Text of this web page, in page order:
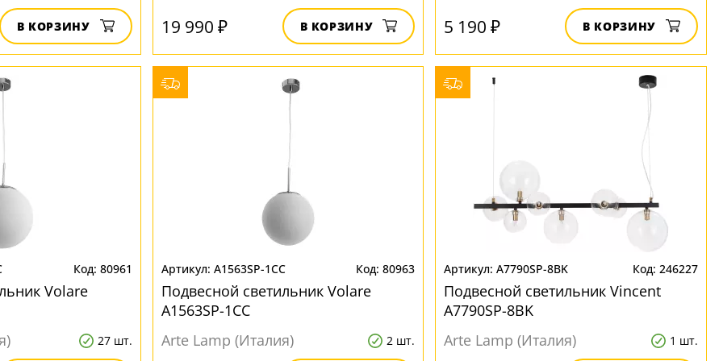
В КОРЗИНУ 19 990 ₽ В КОРЗИНУ 5 190 ₽ В КОРЗИНУ
80961
Volare
27 шт.
A1563SP-1CC 80963
Подвесной светильник Volare
A1563SP-1CC
Arte Lamp (Италия)
2 шт.
A7790SP-8BK 246227
Подвесной светильник Vincent
A7790SP-8BK
Arte Lamp (Италия)
1 шт.